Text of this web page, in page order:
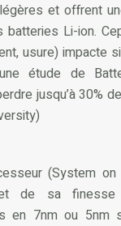
et offrent
Li-ion.
usure) impacte
étude de
jusqu’à 30%
(System
de sa
en 7nm ou 5nm